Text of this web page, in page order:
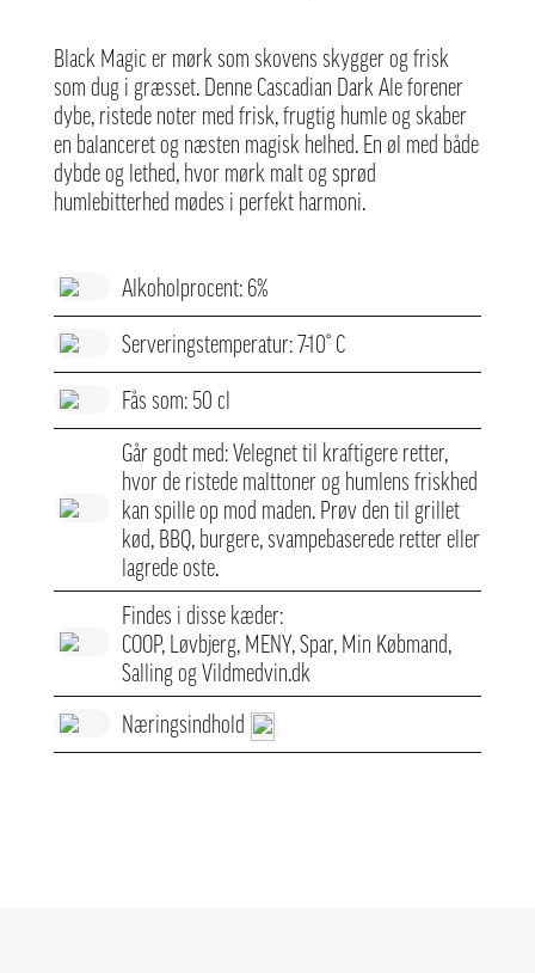
Black Magic er mørk som skovens skygger og frisk
som dug i græsset. Denne Cascadian Dark Ale forener
dybe, ristede noter med frisk, frugtig humle og skaber
en balanceret og næsten magisk helhed. En øl med både
dybde og lethed, hvor mørk malt og sprød
humlebitterhed mødes i perfekt harmoni.
Alkoholprocent: 6%
Serveringstemperatur: 7-10° C
Fås som: 50 cl
Går godt med: Velegnet til kraftigere retter,
hvor de ristede malttoner og humlens friskhed
kan spille op mod maden. Prøv den til grillet
kød, BBQ, burgere, svampebaserede retter eller
lagrede oste.
Findes i disse kæder:
COOP, Løvbjerg, MENY, Spar, Min Købmand,
Salling og Vildmedvin.dk
Næringsindhold